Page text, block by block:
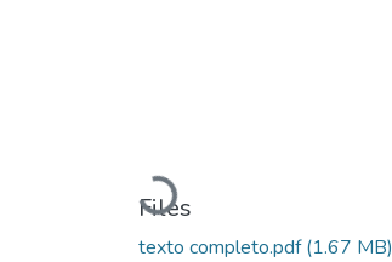
Loading...
Files
texto completo.pdf(1.67 MB)